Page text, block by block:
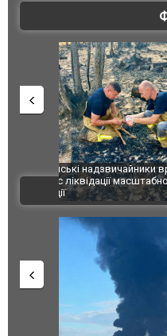
пожежі у
СБУ за сприяння
Болгарії затримала
ФОТО